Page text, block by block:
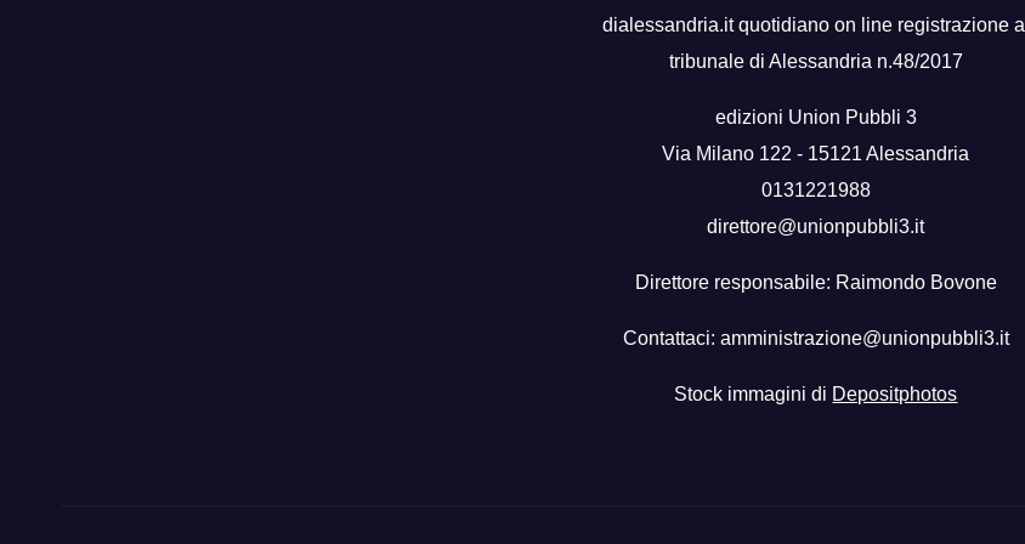
dialessandria.it quotidiano on line registrazione al
tribunale di Alessandria n.48/2017
edizioni Union Pubbli 3
Via Milano 122 - 15121 Alessandria
0131221988
direttore@unionpubbli3.it
Direttore responsabile: Raimondo Bovone
Contattaci: amministrazione@unionpubbli3.it
Stock immagini di Depositphotos